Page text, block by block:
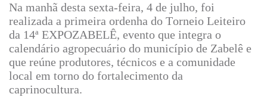
Na manhã desta sexta-feira, 4 de julho, foi
realizada a primeira ordenha do Torneio Leiteiro
da 14ª EXPOZABELÊ, evento que integra o
calendário agropecuário do município de Zabelê e
que reúne produtores, técnicos e a comunidade
local em torno do fortalecimento da
caprinocultura.